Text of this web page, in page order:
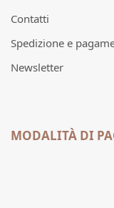
Contatti
Spedizione e
Newsletter
MODALITÀ DI